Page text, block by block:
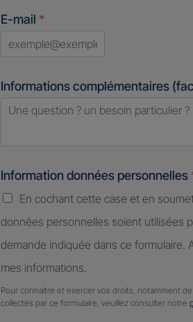
E-mail *
Informations complémentaires
Information données personnelles
En cochant cette case et en
données personnelles soient utilisées
demande indiquée dans ce
mes informations.
Pour connaitre et exercer vos droits, notamment
collectés par ce formulaire, veuillez consulter notre